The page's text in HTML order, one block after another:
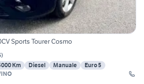
Sports Tourer Cosmo
)
Km Diesel Manuale
Euro 5